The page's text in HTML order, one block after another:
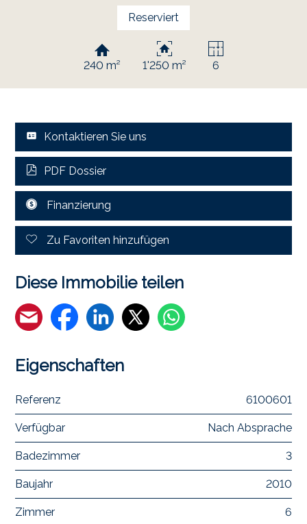
Reserviert
240 m² 1'250 m² 6
Kontaktieren Sie uns
PDF Dossier
Finanzierung
Zu Favoriten hinzufügen
Diese Immobilie teilen
Eigenschaften
Referenz 6100601
Verfügbar Nach Absprache
Badezimmer 3
Baujahr 2010
Zimmer 6